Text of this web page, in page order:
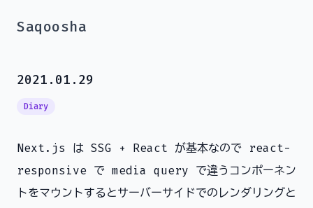
Saqoosha
2021.01.29
Diary
Next.js は SSG + React が基本なので react-
responsive で media query で違うコンポーネン
トをマウントするとサーバーサイドでのレンダリングと